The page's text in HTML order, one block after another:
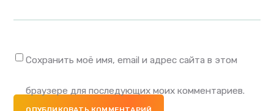
Сохранить моё имя, email и адрес сайта в этом
браузере для последующих моих комментариев.